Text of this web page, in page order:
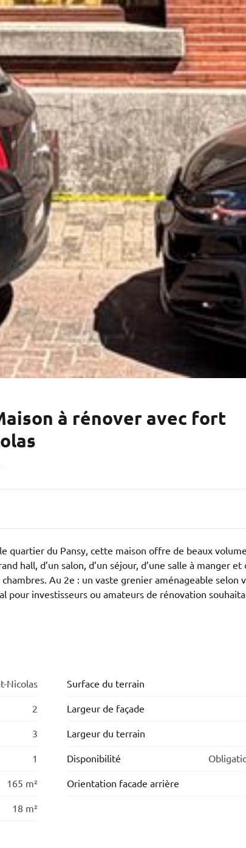
à rénover avec fort
le quartier du Pansy, cette maison offre de beaux
hall, d’un salon, d’un séjour, d’une salle à manger et
Au 2e : un vaste grenier aménageable selon
pour investisseurs ou amateurs de rénovation
Nicolas Surface du terrain
2 Largeur de façade
3 Largeur du terrain
1 Disponibilité
165 m² Orientation facade arrière
18 m²